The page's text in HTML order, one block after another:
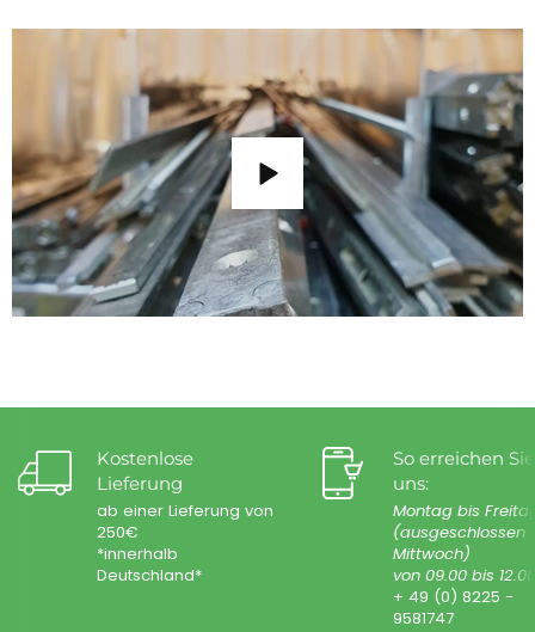
Kostenlose
Lieferung
ab einer Lieferung von
250€
*innerhalb
Deutschland*
So erreichen Sie
uns:
Montag bis
(ausgeschlossen
Mittwoch)
von 09.00 bis
+ 49 (0) 8225 -
9581747